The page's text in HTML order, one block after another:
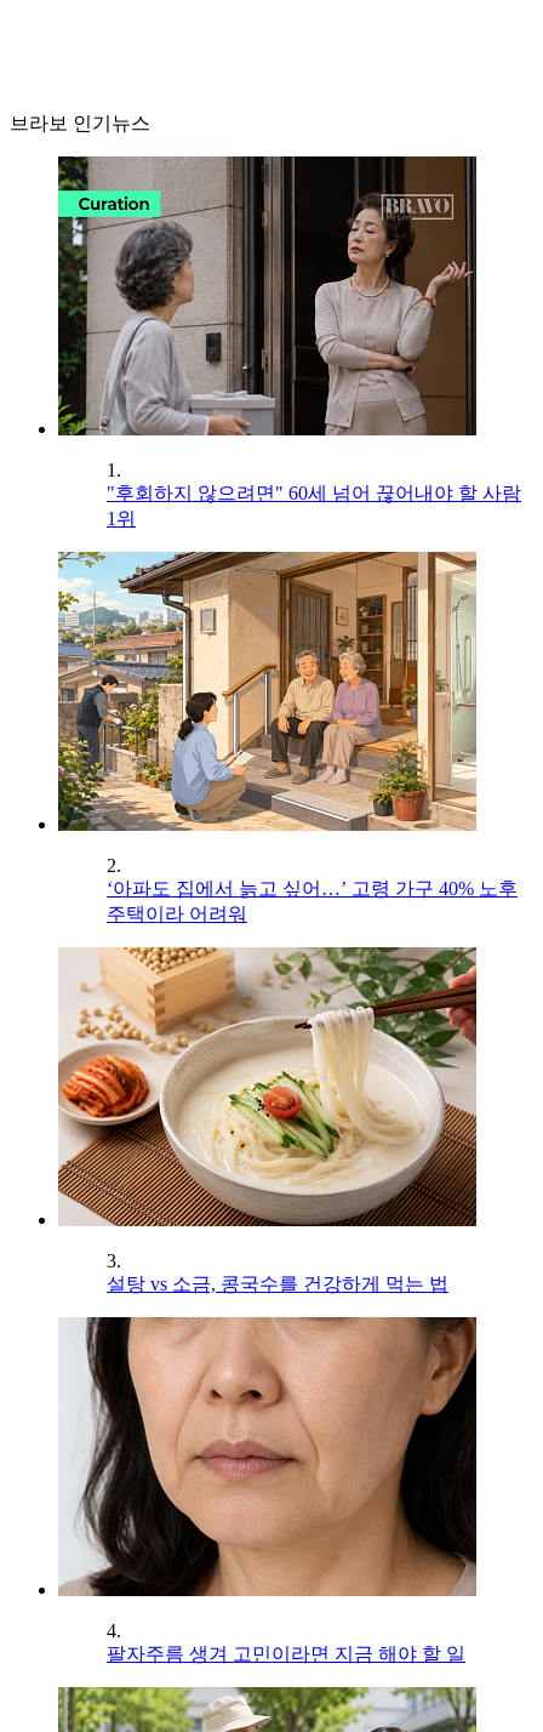
브라보 인기뉴스
1.
"후회하지 않으려면" 60세 넘어 끊어내야 할 사람
1위
2.
‘아파도 집에서 늙고 싶어…’ 고령 가구 40% 노후
주택이라 어려워
3.
설탕 vs 소금, 콩국수를 건강하게 먹는 법
4.
팔자주름 생겨 고민이라면 지금 해야 할 일